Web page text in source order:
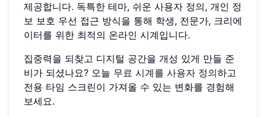
제공합니다. 독특한 테마, 쉬운 사용자 정의, 개인 정
보 보호 우선 접근 방식을 통해 학생, 전문가, 크리에
이터를 위한 최적의 온라인 시계입니다.
집중력을 되찾고 디지털 공간을 개성 있게 만들 준
비가 되셨나요? 오늘 무료 시계를 사용자 정의하고
전용 타임 스크린이 가져올 수 있는 변화를 경험해
보세요.